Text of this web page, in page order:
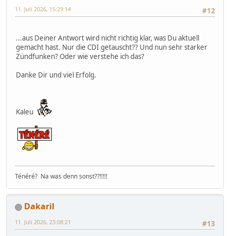
#12
11. Juli 2026, 15:29:14
...aus Deiner Antwort wird nicht richtig klar, was Du aktuell
gemacht hast. Nur die CDI getauscht?? Und nun sehr starker
Zündfunken? Oder wie verstehe ich das?
Danke Dir und viel Erfolg.
Kaleu
Ténéré? Na was denn sonst??!!!!!
Dakaril
#13
11. Juli 2026, 23:08:21